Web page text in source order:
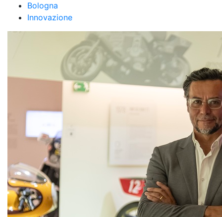
Bologna
Innovazione